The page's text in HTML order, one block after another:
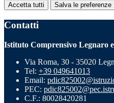
Accetta tutti Salva le preferenze
Contatti
Istituto Comprensivo Legnaro
Via Roma, 30 - 35020
Tel: +39 049641013
Email:
PEC:
C.F.: 80028420281